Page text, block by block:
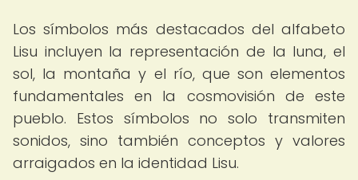
Los símbolos más destacados del alfabeto
Lisu incluyen la representación de la luna, el
sol, la montaña y el río, que son elementos
fundamentales en la cosmovisión de este
pueblo. Estos símbolos no solo transmiten
sonidos, sino también conceptos y valores
arraigados en la identidad Lisu.